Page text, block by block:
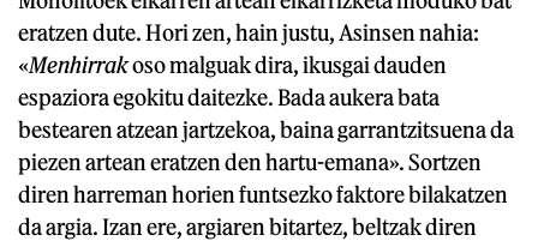
eratzen dute. Hori zen, hain justu, Asinsen nahia:
«Menhirrakoso malguak dira, ikusgai dauden
espaziora egokitu daitezke. Bada aukera bata
bestearen atzean jartzekoa, baina garrantzitsuena da
piezen artean eratzen den hartu-emana». Sortzen
diren harreman horien funtsezko faktore bilakatzen
da argia. Izan ere, argiaren bitartez, beltzak diren